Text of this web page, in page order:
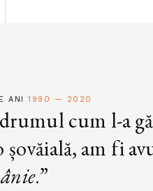
ANI1990 — 2020
drumul cum l-a
am fi
.”